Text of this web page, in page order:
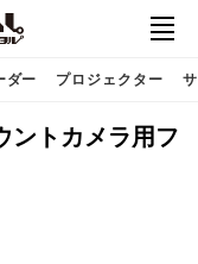
ダー プロジェクター
ントカメラ用フ